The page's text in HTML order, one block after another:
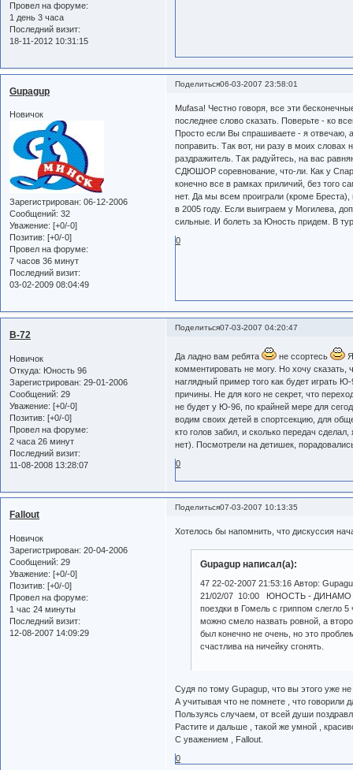
Провел на форуме:
1 день 3 часа
Последний визит:
18-11-2012 10:31:15
Поделиться06-03-2007 23:58:01
Gupagup
Новичок
Зарегистрирован: 06-12-2006
Сообщений: 32
Уважение: [+0/-0]
Позитив: [+0/-0]
Провел на форуме:
7 часов 36 минут
Последний визит:
03-02-2009 08:04:49
Mufasa! Честно говоря, все эти
последнее слово сказать. Поверьте - ко
Просто если Вы спрашиваете - я отвечаю,
поправить. Так вот, ни разу в моих
раздражитель. Так радуйтесь, на вас
СДЮШОР соревнование, что-ли. Как у
конечно все в рамках приличий, без того
нет. Да мы всем проиграли (кроме Бреста),
в 2005 году. Если выиграем у Могилева,
сильные. И болеть за Юность придем. В
0
Поделиться07-03-2007 04:20:47
B-72
Новичок
Откуда: Юность 96
Зарегистрирован: 29-01-2006
Сообщений: 29
Уважение: [+0/-0]
Позитив: [+0/-0]
Провел на форуме:
2 часа 26 минут
Последний визит:
11-08-2008 13:28:07
Да ладно вам ребята не ссортесь
комментировать не могу. Но хочу
наглядный пример того как будет играть
причины. Не для кого не секрет, что
не будет у Ю-96, по крайней мере для
водим своих детей в спортсекцию, для
кто голов забил, и сколько передач
нет). Посмотрели на детишек,
0
Поделиться07-03-2007 10:13:35
Fallout
Новичок
Зарегистрирован: 20-04-2006
Сообщений: 29
Уважение: [+0/-0]
Позитив: [+0/-0]
Провел на форуме:
1 час 24 минуты
Последний визит:
12-08-2007 14:09:29
Хотелось бы напомнить, что дискуссия
Gupagup написал(а):
47 22-02-2007 21:53:16 Автор:
21/02/07 10:00 ЮНОСТЬ - ДИНАМО
поездки в Гомель с гриппом слегло
можно смело назвать ровной, а
был конечно не очень, но это
счастлива на ничейку сгонять.
Судя по тому Gupagup, что вы этого уже
А учитывая что не помнете , что говорили
Пользуясь случаем, от всей души
Растите и дальше , такой же умной ,
С уважением , Fallout.
0